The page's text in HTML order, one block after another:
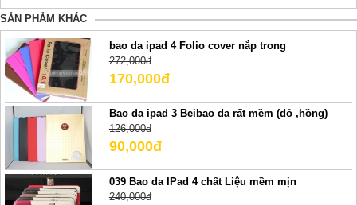
SẢN PHẢM KHÁC
bao da ipad 4 Folio cover nắp trong
272,000đ
170,000đ
Bao da ipad 3 Beibao da rất mềm (đỏ ,hồng)
126,000đ
90,000đ
039 Bao da IPad 4 chất Liệu mềm mịn
240,000đ